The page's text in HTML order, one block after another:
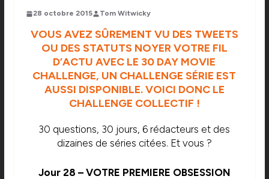
28 octobre 2015 Tom Witwicky
VOUS AVEZ SÛREMENT VU DES TWEETS
OU DES STATUTS NOYER VOTRE FIL
D’ACTU AVEC LE 30 DAY MOVIE
CHALLENGE, UN CHALLENGE SÉRIE EST
AUSSI DISPONIBLE. VOICI DONC LE
CHALLENGE COLLECTIF !
30 questions, 30 jours, 6 rédacteurs et des
dizaines de séries citées. Et vous ?
Jour 28 – VOTRE PREMIERE OBSESSION